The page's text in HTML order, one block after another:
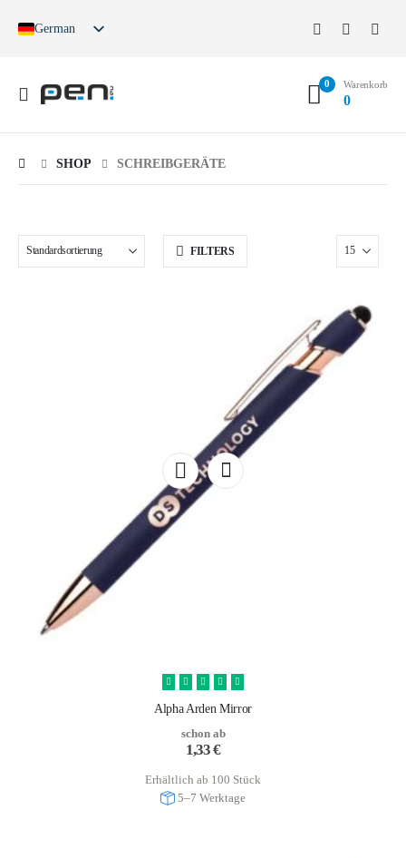
German
Spanish
0 Warenkorb
0
SHOP SCHREIBGERÄTE
FILTERS
Alpha Arden Mirror
schon ab
1,33€
Erhältlich ab 100 Stück
5–7 Werktage